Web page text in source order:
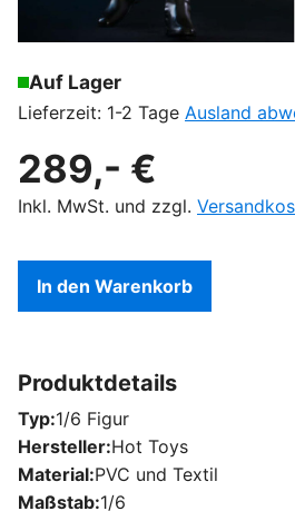
Auf Lager
Lieferzeit: 1-2 Tage Ausland
289,- €
Inkl. MwSt. und zzgl.
In den Warenkorb
Produktdetails
Typ 1/6 Figur
Hersteller Hot Toys
Material PVC und Textil
Maßstab 1/6